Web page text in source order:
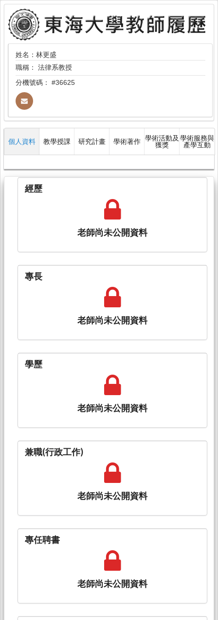
姓名：林更盛
職稱： 法律系教授
分機號碼： #36625
個人資料 教學授課 研究計畫 學術著作 學術活動及
獲獎
學術服務與
產學互動
經歷
老師尚未公開資料
專長
老師尚未公開資料
學歷
老師尚未公開資料
兼職(行政工作)
老師尚未公開資料
專任聘書
老師尚未公開資料